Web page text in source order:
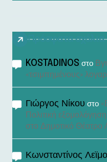
Πρόσφατα σχόλια
KOSTADINOS στο
«τσιμπημένους»
Γιώργος Νίκου στο
Πολιτική
στο Δημοτικό Θέατρο
Κωνσταντίνος